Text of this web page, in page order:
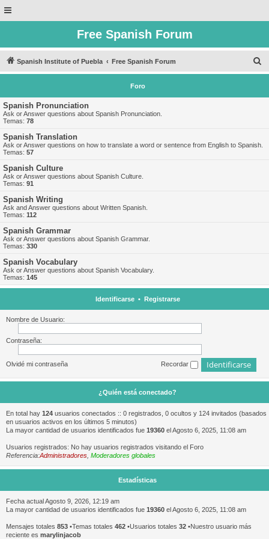
Free Spanish Forum
Spanish Institute of Puebla Free Spanish Forum
u
Foro
Spanish Pronunciation
Ask or Answer questions about Spanish Pronunciation.
Temas: 78
Spanish Translation
Ask or Answer questions on how to translate a word or sentence from English to Spanish.
Temas: 57
Spanish Culture
Ask or Answer questions about Spanish Culture.
Temas: 91
Spanish Writing
Ask and Answer questions about Written Spanish.
Temas: 112
Spanish Grammar
Ask or Answer questions about Spanish Grammar.
Temas: 330
Spanish Vocabulary
Ask or Answer questions about Spanish Vocabulary.
Temas: 145
Identificarse• Registrarse
Nombre de Usuario:
Contraseña:
Olvidé mi contraseña Recordar
¿Quién está conectado?
En total hay 124 usuarios conectados :: 0 registrados, 0 ocultos y 124 invitados (basados
en usuarios activos en los últimos 5 minutos)
La mayor cantidad de usuarios identificados fue 19360 el Agosto 6, 2025, 11:08 am
Usuarios registrados: No hay usuarios registrados visitando el Foro
Referencia:Administradores Moderadores globales
Estadísticas
Fecha actual Agosto 9, 2026, 12:19 am
La mayor cantidad de usuarios identificados fue 19360 el Agosto 6, 2025, 11:08 am
Mensajes totales 853 •Temas totales 462 •Usuarios totales 32 •Nuestro usuario más
reciente es marylinjacob